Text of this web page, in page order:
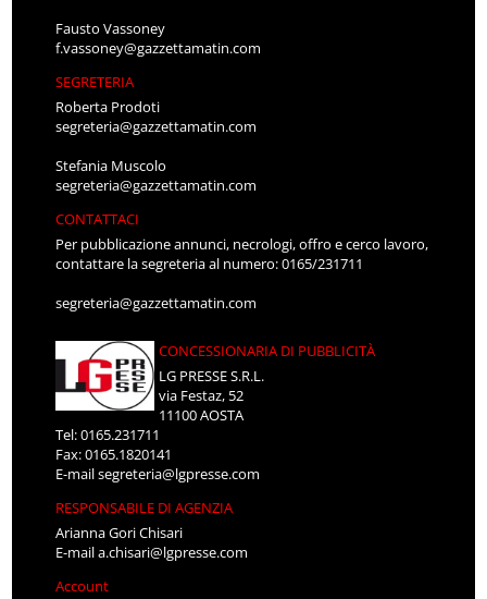
Fausto Vassoney
f.vassoney@gazzettamatin.com
SEGRETERIA
Roberta Prodoti
segreteria@gazzettamatin.com
Stefania Muscolo
segreteria@gazzettamatin.com
CONTATTACI
Per pubblicazione annunci, necrologi, offro e cerco lavoro,
contattare la segreteria al numero: 0165/231711
segreteria@gazzettamatin.com
CONCESSIONARIA DI PUBBLICITÀ
LG PRESSE S.R.L.
via Festaz, 52
11100 AOSTA
Tel: 0165.231711
Fax: 0165.1820141
E-mailsegreteria@lgpresse.com
RESPONSABILE DI AGENZIA
Arianna Gori Chisari
E-maila.chisari@lgpresse.com
Account